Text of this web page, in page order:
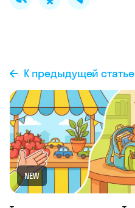
К предыдущей статье
NEW